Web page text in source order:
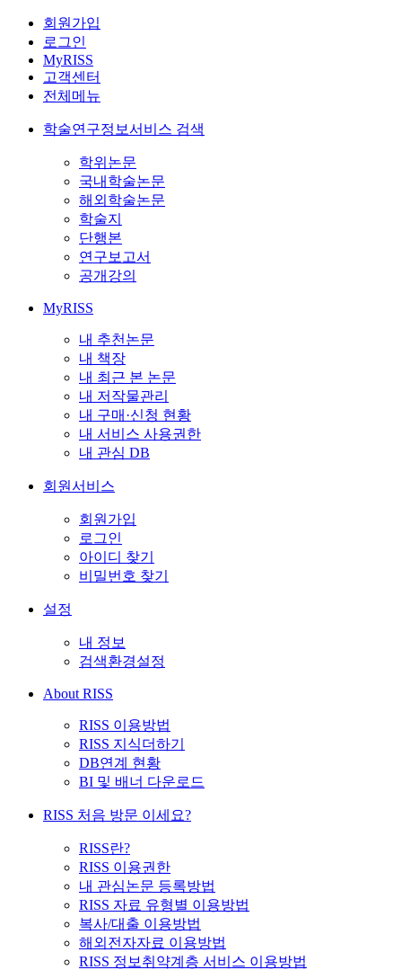
회원가입
로그인
MyRISS
고객센터
전체메뉴
학술연구정보서비스 검색
학위논문
국내학술논문
해외학술논문
학술지
단행본
연구보고서
공개강의
MyRISS
내 추천논문
내 책장
내 최근 본 논문
내 저작물관리
내 구매·신청 현황
내 서비스 사용권한
내 관심 DB
회원서비스
회원가입
로그인
아이디 찾기
비밀번호 찾기
설정
내 정보
검색환경설정
About RISS
RISS 이용방법
RISS 지식더하기
DB연계 현황
BI 및 배너 다운로드
RISS 처음 방문 이세요?
RISS란?
RISS 이용권한
내 관심논문 등록방법
RISS 자료 유형별 이용방법
복사/대출 이용방법
해외전자자료 이용방법
RISS 정보취약계층 서비스 이용방법